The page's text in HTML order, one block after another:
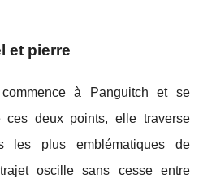
et pierre
à Panguitch et se
ces deux points, elle traverse
les plus emblématiques de
oscille sans cesse entre